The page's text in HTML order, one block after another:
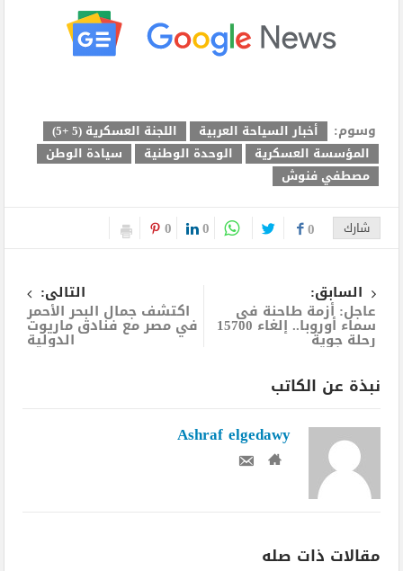
وسوم: أخبار السياحة العربية
اللجنة العسكرية (5 +5)
المؤسسة العسكرية
الوحدة الوطنية
سيادة الوطن
مصطفي فنوش
شارك 0
0
0
السابق:
عاجل: أزمة طاحنة في
سماء أوروبا.. إلغاء 15700
رحلة جوية
التالى:
اكتشف جمال البحر الأحمر
في مصر مع فنادق ماريوت
الدولية
نبذة عن الكاتب
Ashraf elgedawy
مقالات ذات صله